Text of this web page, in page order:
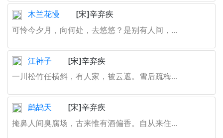
木兰花慢
[宋]辛弃疾
可怜今夕月，向何处，去悠悠？是别有人间，...
江神子
[宋]辛弃疾
一川松竹任横斜，有人家，被云遮。雪后疏梅...
鹧鸪天
[宋]辛弃疾
掩鼻人间臭腐场，古来惟有酒偏香。自从来住...